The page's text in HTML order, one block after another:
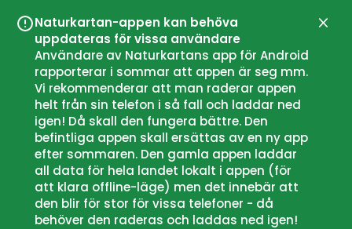
Naturkartan-appen kan behöva
uppdateras för vissa användare
Användare av Naturkartans app för Android
rapporterar i sommar att appen är seg mm.
Vi rekommenderar att man raderar appen
helt från sin telefon i så fall och laddar ned
igen! Då skall den fungera bättre. Den
befintliga appen skall ersättas av en ny app
efter sommaren. Den gamla appen laddar
all data för hela landet lokalt i appen (för
att klara offline-läge) men det innebär att
den blir för stor för vissa telefoner - då
behöver den raderas och laddas ned igen!